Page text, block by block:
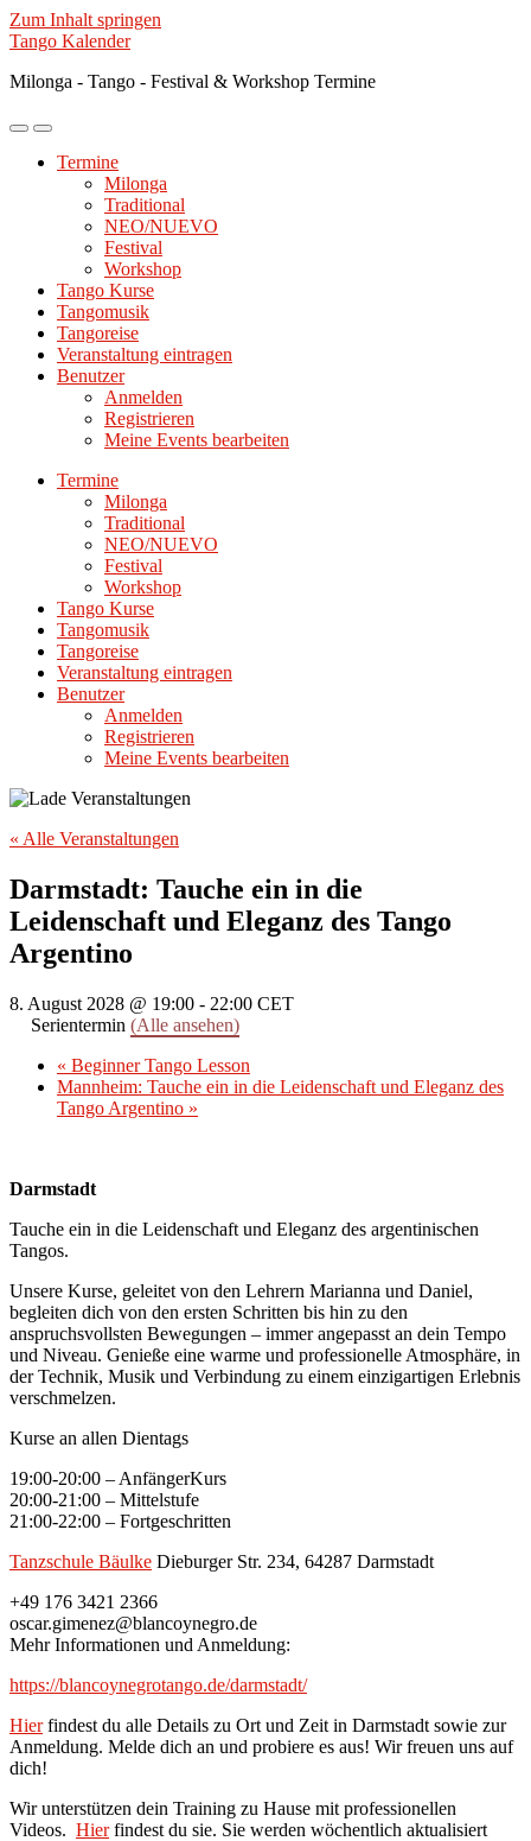
Zum Inhalt springen
Tango Kalender
Milonga - Tango - Festival & Workshop Termine
Mobile-
ein-/ausblenden
Suchfeld
ein-/ausblenden
Termine
Milonga
Traditional
NEO/NUEVO
Festival
Workshop
Tango Kurse
Tangomusik
Tangoreise
Veranstaltung eintragen
Benutzer
Anmelden
Registrieren
Meine Events bearbeiten
Termine
Milonga
Traditional
NEO/NUEVO
Festival
Workshop
Tango Kurse
Tangomusik
Tangoreise
Veranstaltung eintragen
Benutzer
Anmelden
Registrieren
Meine Events bearbeiten
« Alle Veranstaltungen
Darmstadt: Tauche ein in die
Leidenschaft und Eleganz des Tango
Argentino
8. August 2028 @ 19:00 - 22:00 CET
Serientermin (Alle ansehen)
« Beginner Tango Lesson
Mannheim: Tauche ein in die Leidenschaft und Eleganz des
Tango Argentino »
Darmstadt
Tauche ein in die Leidenschaft und Eleganz des argentinischen
Tangos.
Unsere Kurse, geleitet von den Lehrern Marianna und Daniel,
begleiten dich von den ersten Schritten bis hin zu den
anspruchsvollsten Bewegungen – immer angepasst an dein Tempo
und Niveau. Genieße eine warme und professionelle Atmosphäre, in
der Technik, Musik und Verbindung zu einem einzigartigen Erlebnis
verschmelzen.
Kurse an allen Dientags
19:00-20:00 – AnfängerKurs
20:00-21:00 – Mittelstufe
21:00-22:00 – Fortgeschritten
Tanzschule Bäulke Dieburger Str. 234, 64287 Darmstadt
+49 176 3421 2366
oscar.gimenez@blancoynegro.de
Mehr Informationen und Anmeldung:
https://blancoynegrotango.de/darmstadt/
Hierfindest du alle Details zu Ort und Zeit in Darmstadt sowie zur
Anmeldung. Melde dich an und probiere es aus! Wir freuen uns auf
dich!
Wir unterstützen dein Training zu Hause mit professionellen
Videos. Hierfindest du sie. Sie werden wöchentlich aktualisiert